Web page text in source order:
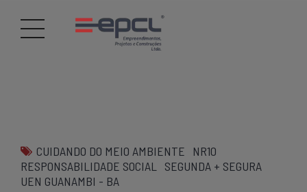
CUIDANDO DO MEIO AMBIENTE
NR10
RESPONSABILIDADE SOCIAL
SEGUNDA + SEGURA
UEN GUANAMBI - BA